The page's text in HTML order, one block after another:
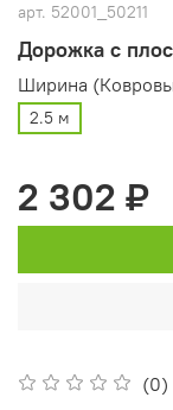
арт. 52001_50211
Дорожка с
(0)
Ширина
2.5 м
2 302 ₽